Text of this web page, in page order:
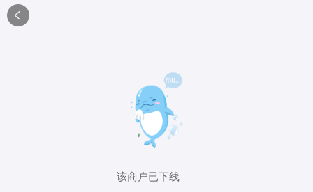

该商户已下线